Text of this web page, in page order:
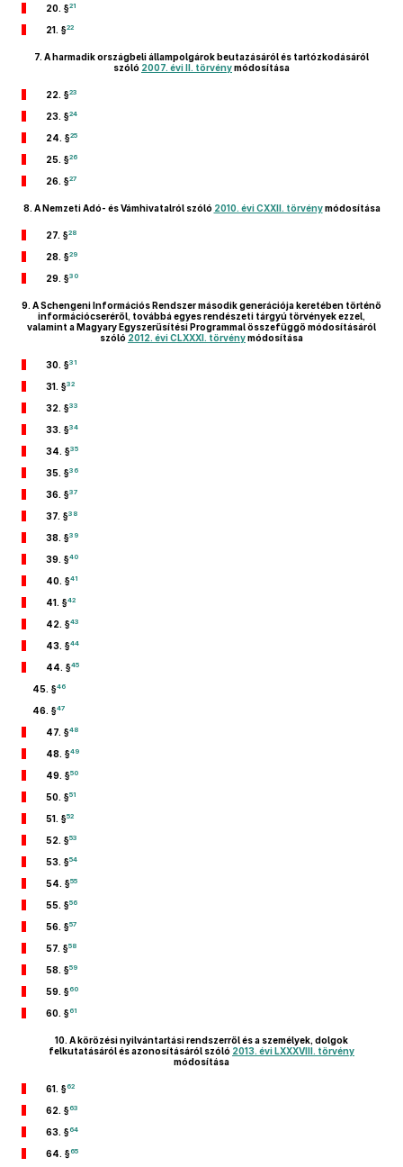
20. §21
21. §22
7. A harmadik országbeli állampolgárok beutazásáról és tartózkodásáról
szóló 2007. évi II. törvénymódosítása
22. §23
23. §24
24. §25
25. §26
26. §27
8. A Nemzeti Adó- és Vámhivatalról szóló 2010. évi CXXII. törvénymódosítása
27. §28
28. §29
29. §30
9. A Schengeni Információs Rendszer második generációja keretében történő
információcseréről, továbbá egyes rendészeti tárgyú törvények ezzel,
valamint a Magyary Egyszerűsítési Programmal összefüggő módosításáról
szóló 2012. évi CLXXXI. törvénymódosítása
30. §31
31. §32
32. §33
33. §34
34. §35
35. §36
36. §37
37. §38
38. §39
39. §40
40. §41
41. §42
42. §43
43. §44
44. §45
45. §46
46. §47
47. §48
48. §49
49. §50
50. §51
51. §52
52. §53
53. §54
54. §55
55. §56
56. §57
57. §58
58. §59
59. §60
60. §61
10. A körözési nyilvántartási rendszerről és a személyek, dolgok
felkutatásáról és azonosításáról szóló 2013. évi LXXXVIII. törvény
módosítása
61. §62
62. §63
63. §64
64. §65